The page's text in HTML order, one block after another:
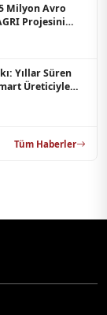
Milyon Avro
Projesini
Yıllar Süren
Üreticiyle
Tüm Haberler